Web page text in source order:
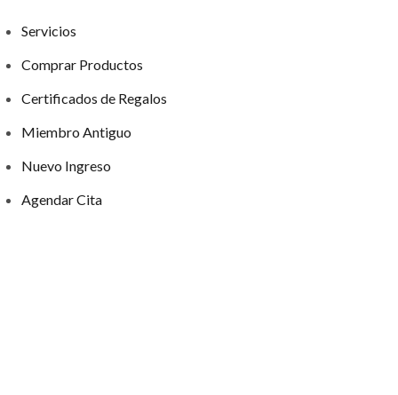
Servicios
Comprar Productos
Certificados de Regalos
Miembro Antiguo
Nuevo Ingreso
Agendar Cita